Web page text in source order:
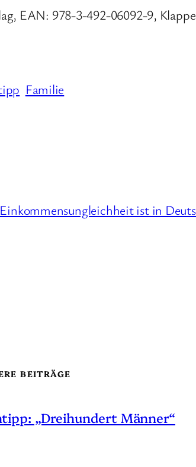
EAN: 978-3-492-06092-9,
Familie
ist in
BEITRÄGE
„Dreihundert Männer“